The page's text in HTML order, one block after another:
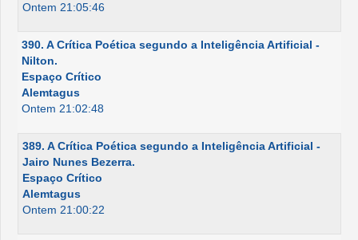
Ontem 21:05:46
390. A Crítica Poética segundo a Inteligência Artificial -
Nilton.
Espaço Crítico
Alemtagus
Ontem 21:02:48
389. A Crítica Poética segundo a Inteligência Artificial -
Jairo Nunes Bezerra.
Espaço Crítico
Alemtagus
Ontem 21:00:22